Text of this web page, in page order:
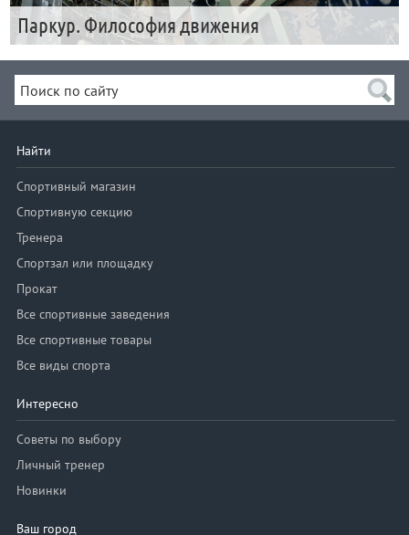
Паркур. Философия движения
Найти
Спортивный магазин
Спортивную секцию
Тренера
Спортзал или площадку
Прокат
Все спортивные заведения
Все спортивные товары
Все виды спорта
Интересно
Советы по выбору
Личный тренер
Новинки
Ваш город